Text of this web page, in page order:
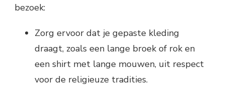
bezoek:
Zorg ervoor dat je gepaste kleding
draagt, zoals een lange broek of rok en
een shirt met lange mouwen, uit respect
voor de religieuze tradities.